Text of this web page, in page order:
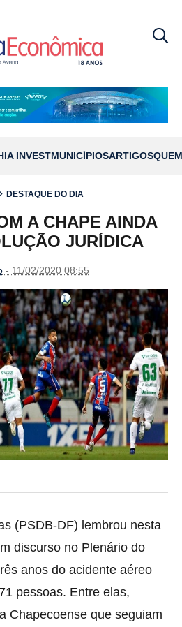
INVESTMUNICÍPIOSARTIGOS
DESTAQUE DO DIA
A CHAPE AINDA
JURÍDICA
- 11/02/2020 08:55
(PSDB-DF) lembrou nesta
discurso no Plenário do
anos do acidente aéreo
pessoas. Entre elas,
Chapecoense que seguiam